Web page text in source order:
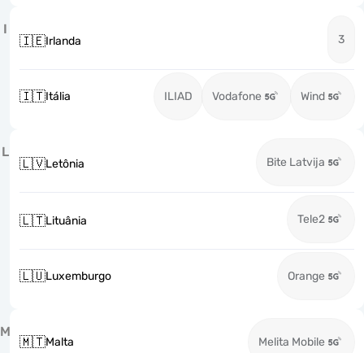
I
🇮🇪Irlanda 3
🇮🇹Itália ILIAD Vodafone Wind
L
🇱🇻Letônia Bite Latvija
🇱🇹Lituânia Tele2
🇱🇺Luxemburgo Orange
M
🇲🇹Malta Melita Mobile